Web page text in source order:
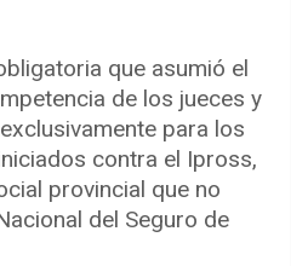
que asumió el
de los jueces y
para los
contra el Ipross,
provincial que no
del Seguro de